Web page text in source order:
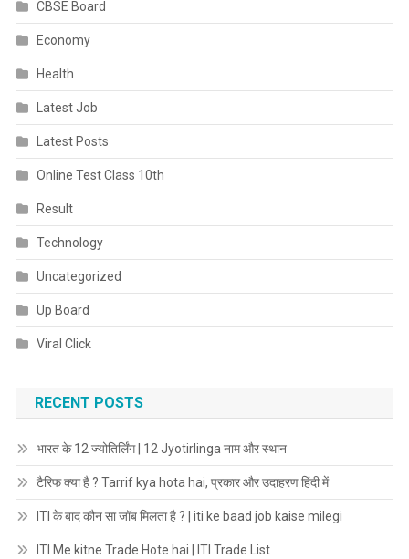
CBSE Board
Economy
Health
Latest Job
Latest Posts
Online Test Class 10th
Result
Technology
Uncategorized
Up Board
Viral Click
RECENT POSTS
भारत के 12 ज्योतिर्लिंग | 12 Jyotirlinga नाम और स्थान
टैरिफ क्या है ? Tarrif kya hota hai, प्रकार और उदाहरण हिंदी में
ITI के बाद कौन सा जॉब मिलता है ? | iti ke baad job kaise milegi
ITI Me kitne Trade Hote hai | ITI Trade List